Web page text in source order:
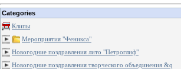
Categories
Клипы
Мероприятия "Феникса"
Новогодние поздравления лито "Петроглиф"
Новогодние поздравления творческого объединения &q